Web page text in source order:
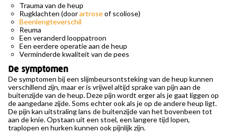
Trauma van de heup
Rugklachten (doorartroseof scoliose)
Beenlengteverschil
Reuma
Een veranderd looppatroon
Een eerdere operatie aan de heup
Verminderde kwaliteit van de pees
De symptomen
De symptomen bij een slijmbeursontsteking van de heup kunnen
verschillend zijn, maar er is vrijwel altijd sprake van pijn aan de
buitenzijde van de heup. Deze pijn wordt erger als je gaat liggen op
de aangedane zijde. Soms echter ook als je op de andere heup ligt.
De pijn kan uitstraling lans de buitenzijde van het bovenbeen tot
aan de knie. Opstaan uit een stoel, een langere tijd lopen,
traplopen en hurken kunnen ook pijnlijk zijn.